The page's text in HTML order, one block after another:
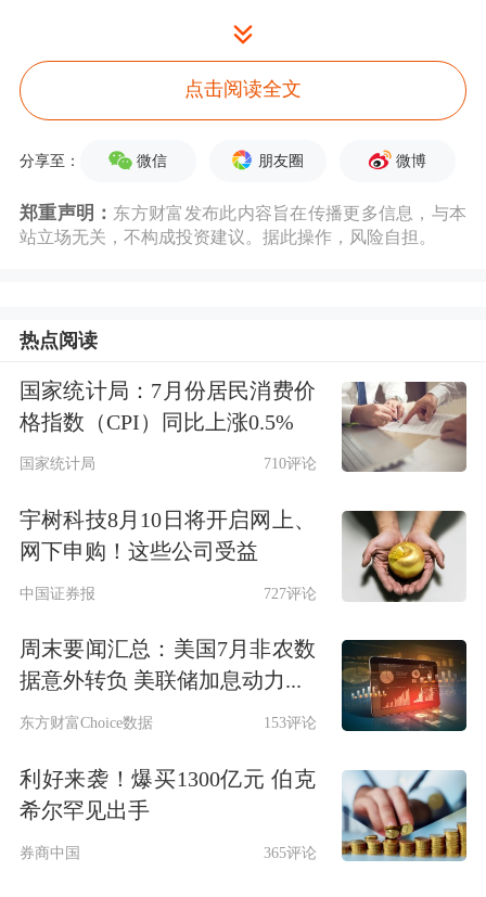
欧洲八国发表联合声明
欧洲八国18日发表联合声明指出，威胁
大西洋
关系，并有可能
国、德国、荷兰、挪威、瑞典和英国共
下一任美联储主席的提名人选，本周可
能迎来结果
关于下一任美联储主席的提名人选，可
选名单曾包括贝莱德高管里克·里德和
现任理事克里斯托弗·沃勒，但这两人
过“忠诚度测试”。市场普遍预计，最终
的选择会在凯文·哈塞特与凯文·沃什
目前的迹象表明，凯文·哈塞特已接近
出局。尽管他对特朗普极度忠诚，但特
点击阅读全文
分享至： 微信 朋友圈 微博
郑重声明： 东方财富发布此内容旨在传播更多信息，与本
站立场无关，不构成投资建议。据此操作，风险自担。
热点阅读
国家统计局：7月份居民消费价
格指数（CPI）同比上涨0.5%
国家统计局 710评论
宇树科技8月10日将开启网上、
网下申购！这些公司受益
中国证券报 727评论
周末要闻汇总：美国7月非农数
据意外转负 美联储加息动力...
东方财富Choice数据 153评论
利好来袭！爆买1300亿元 伯克
希尔罕见出手
券商中国 365评论